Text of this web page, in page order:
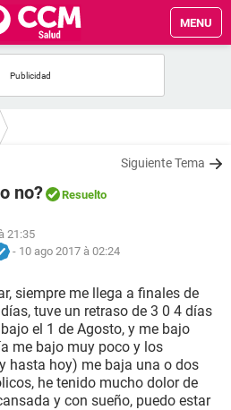
MENU
Siguiente Tema
no? Resuelto
21:35
- 10 ago 2017 à 02:24
siempre me llega a finales de
tuve un retraso de 3 0 4 días
el 1 de Agosto, y me bajo
me bajo muy poco y los
hasta hoy) me baja una o dos
he tenido mucho dolor de
y con sueño, puedo estar